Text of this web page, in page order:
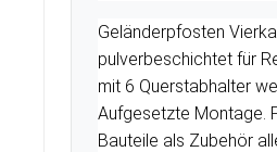
Geländerpfosten
pulverbeschichtet für
mit 6 Querstabhalter
Aufgesetzte Montage.
Bauteile als Zubehör